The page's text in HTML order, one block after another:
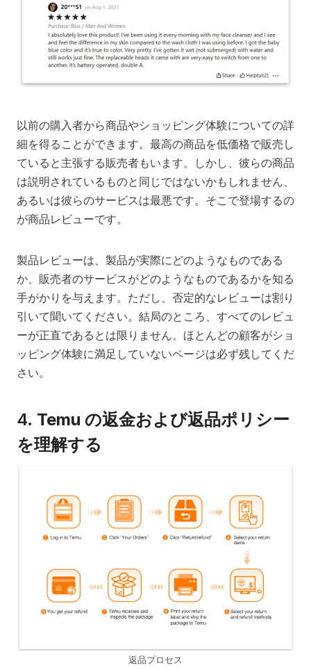
以前の購入者から商品やショッピング体験についての詳
細を得ることができます。最高の商品を低価格で販売し
ていると主張する販売者もいます。しかし、彼らの商品
は説明されているものと同じではないかもしれません、
あるいは彼らのサービスは最悪です。そこで登場するの
が商品レビューです。
製品レビューは、製品が実際にどのようなものである
か、販売者のサービスがどのようなものであるかを知る
手がかりを与えます。ただし、否定的なレビューは割り
引いて聞いてください。結局のところ、すべてのレビュ
ーが正直であるとは限りません。ほとんどの顧客がショ
ッピング体験に満足していないページは必ず残してくだ
さい。
4. Temu の返金および返品ポリシー
を理解する
返品プロセス